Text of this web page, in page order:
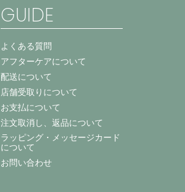
GUIDE
よくある質問
アフターケアについて
配送について
店舗受取りについて
お支払について
注文取消し、返品について
ラッピング・メッセージカード
について
お問い合わせ